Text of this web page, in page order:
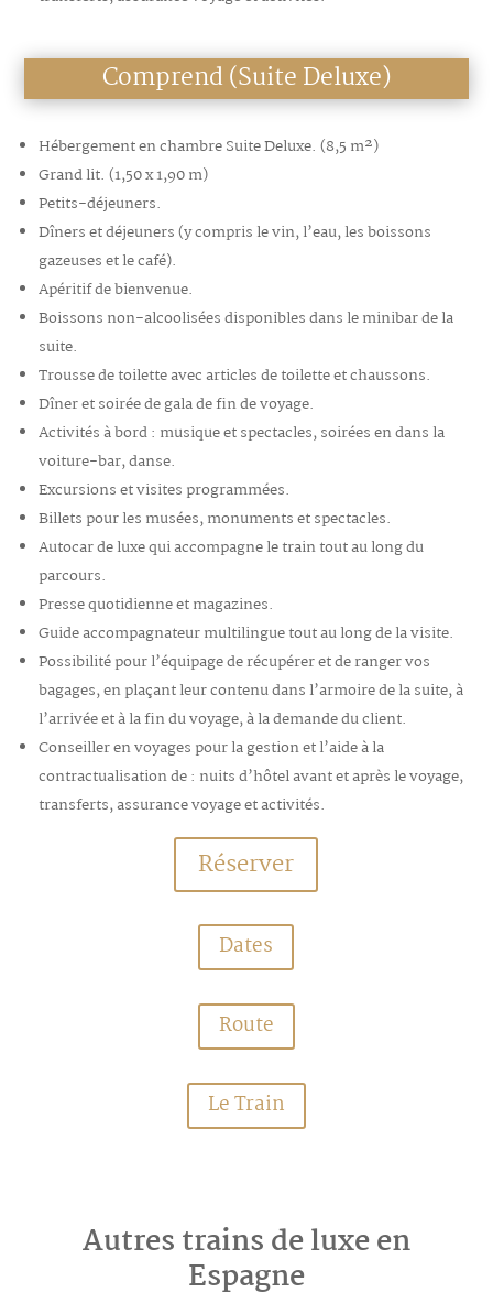
Comprend (Suite Deluxe)
Hébergement en chambre Suite Deluxe. (8,5 m²)
Grand lit. (1,50 x 1,90 m)
Petits-déjeuners.
Dîners et déjeuners (y compris le vin, l’eau, les boissons
gazeuses et le café).
Apéritif de bienvenue.
Boissons non-alcoolisées disponibles dans le minibar de la
suite.
Trousse de toilette avec articles de toilette et chaussons.
Dîner et soirée de gala de fin de voyage.
Activités à bord : musique et spectacles, soirées en dans la
voiture-bar, danse.
Excursions et visites programmées.
Billets pour les musées, monuments et spectacles.
Autocar de luxe qui accompagne le train tout au long du
parcours.
Presse quotidienne et magazines.
Guide accompagnateur multilingue tout au long de la visite.
Possibilité pour l’équipage de récupérer et de ranger vos
bagages, en plaçant leur contenu dans l’armoire de la suite, à
l’arrivée et à la fin du voyage, à la demande du client.
Conseiller en voyages pour la gestion et l’aide à la
contractualisation de : nuits d’hôtel avant et après le voyage,
transferts, assurance voyage et activités.
Réserver
Dates
Route
Le Train
Autres trains de luxe en
Espagne